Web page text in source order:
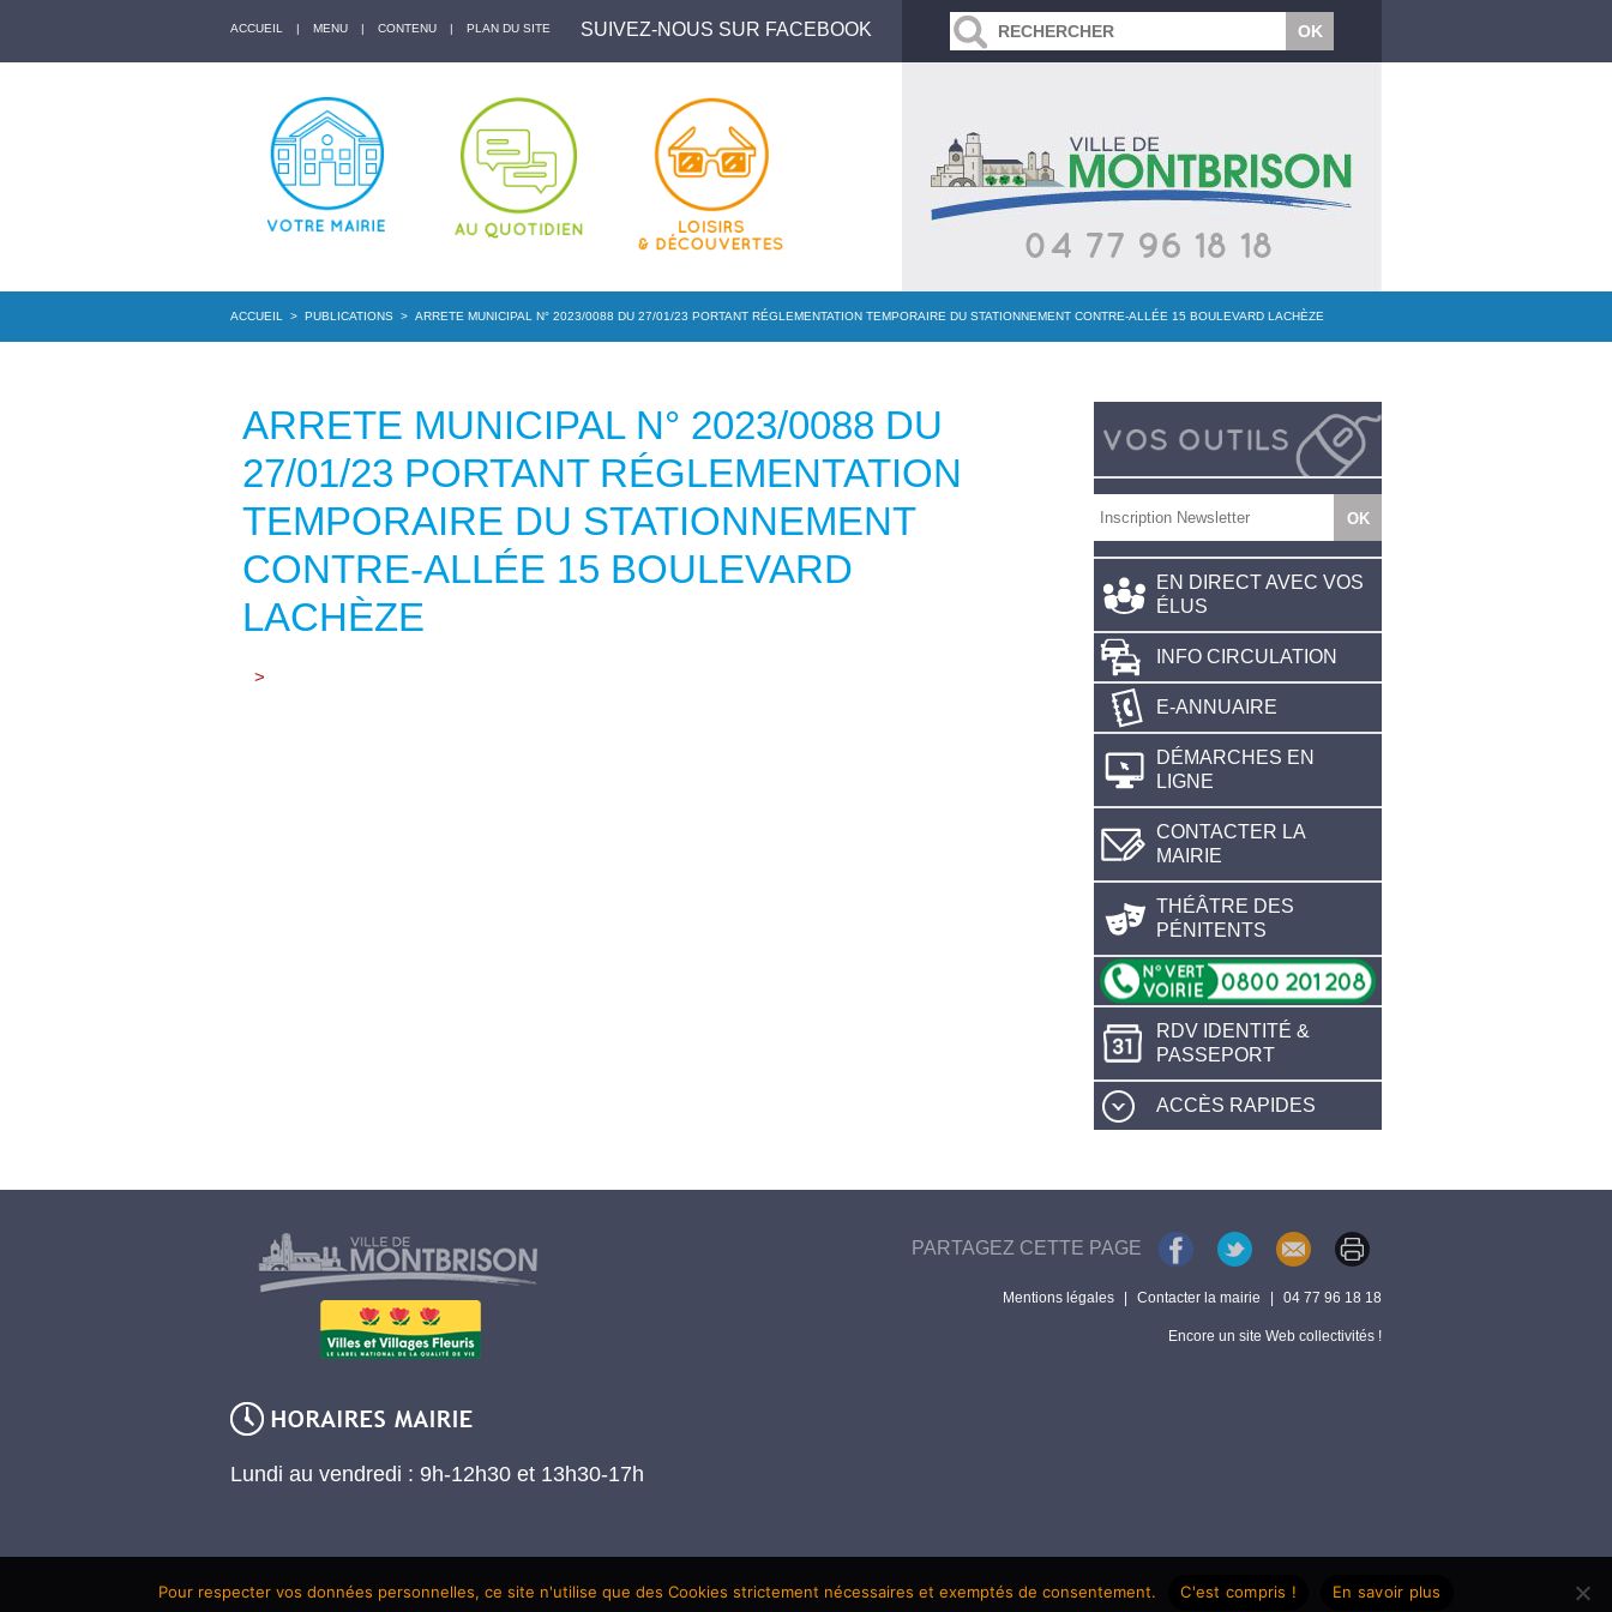
ACCUEIL | MENU | CONTENU | PLAN DU SITE SUIVEZ-NOUS SUR FACEBOOK
ACCUEIL > PUBLICATIONS > ARRETE MUNICIPAL N° 2023/0088 DU 27/01/23 PORTANT RÉGLEMENTATION TEMPORAIRE DU STATIONNEMENT CONTRE-ALLÉE 15 BOULEVARD LACHÈZE
ARRETE MUNICIPAL N° 2023/0088 DU
27/01/23 PORTANT RÉGLEMENTATION
TEMPORAIRE DU STATIONNEMENT
CONTRE-ALLÉE 15 BOULEVARD
LACHÈZE
>
EN DIRECT AVEC VOS
ÉLUS
INFO CIRCULATION
E-ANNUAIRE
DÉMARCHES EN
LIGNE
CONTACTER LA
MAIRIE
THÉÂTRE DES
PÉNITENTS
RDV IDENTITÉ &
PASSEPORT
ACCÈS RAPIDES
Lundi au vendredi : 9h-12h30 et 13h30-17h
PARTAGEZ CETTE PAGE
Mentions légales Contacter la mairie 04 77 96 18 18
Encore un site Web collectivités !
Pour respecter vos données personnelles, ce site n'utilise que des Cookies strictement nécessaires et exemptés de consentement. C'est compris ! En savoir plus